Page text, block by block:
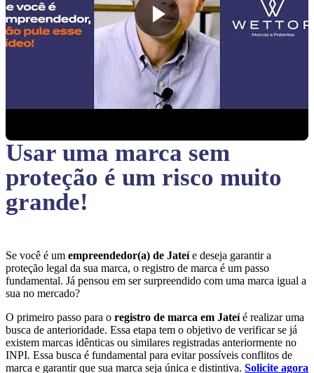
Usar uma marca sem
proteção é um risco muito
grande!
Se você é um empreendedor(a) de Jateíe deseja garantir a
proteção legal da sua marca, o registro de marca é um passo
fundamental. Já pensou em ser surpreendido com uma marca igual a
sua no mercado?
O primeiro passo para o registro de marca em Jateíé realizar uma
busca de anterioridade. Essa etapa tem o objetivo de verificar se já
existem marcas idênticas ou similares registradas anteriormente no
INPI. Essa busca é fundamental para evitar possíveis conflitos de
marca e garantir que sua marca seja única e distintiva. Solicite agora